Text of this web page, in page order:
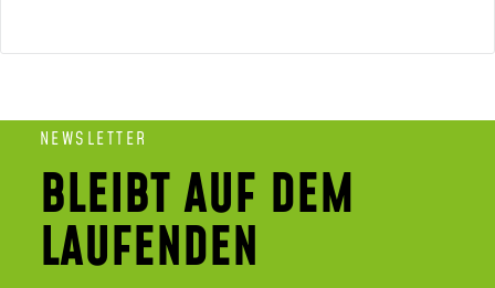
NEWSLETTER
BLEIBT AUF DEM
LAUFENDEN